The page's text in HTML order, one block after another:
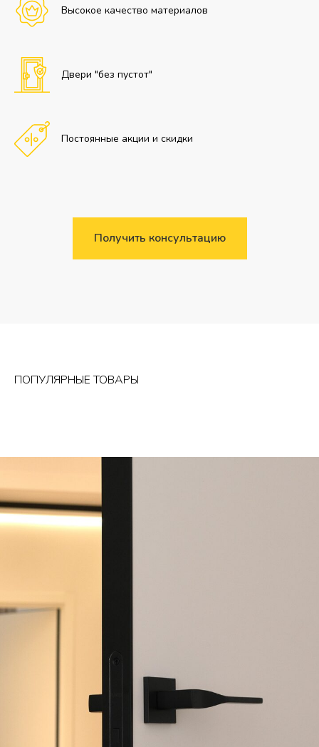
Высокое качество материалов
Двери "без пустот"
Постоянные акции и скидки
Получить консультацию
ПОПУЛЯРНЫЕ ТОВАРЫ